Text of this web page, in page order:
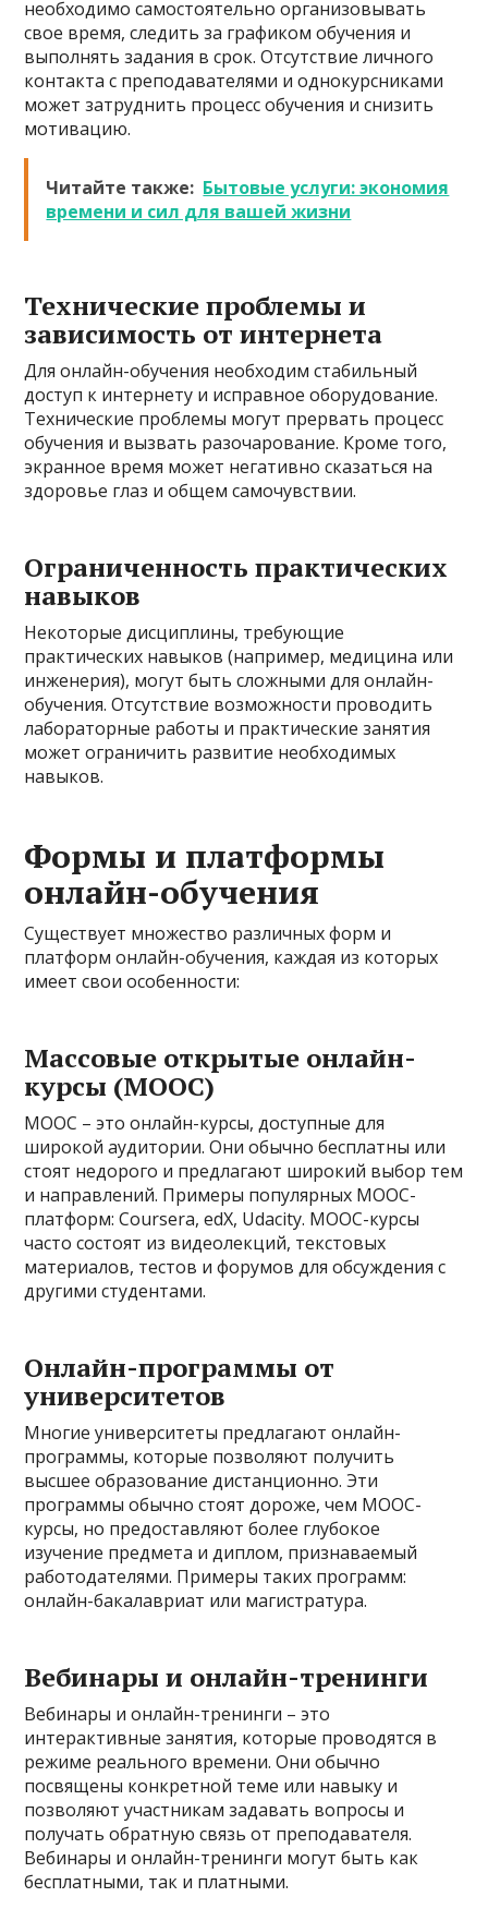
необходимо самостоятельно организовывать
свое время, следить за графиком обучения и
выполнять задания в срок. Отсутствие личного
контакта с преподавателями и однокурсниками
может затруднить процесс обучения и снизить
мотивацию.
Читайте также: Бытовые услуги: экономия
времени и сил для вашей жизни
Технические проблемы и
зависимость от интернета
Для онлайн-обучения необходим стабильный
доступ к интернету и исправное оборудование.
Технические проблемы могут прервать процесс
обучения и вызвать разочарование. Кроме того,
экранное время может негативно сказаться на
здоровье глаз и общем самочувствии.
Ограниченность практических
навыков
Некоторые дисциплины, требующие
практических навыков (например, медицина или
инженерия), могут быть сложными для онлайн-
обучения. Отсутствие возможности проводить
лабораторные работы и практические занятия
может ограничить развитие необходимых
навыков.
Формы и платформы
онлайн-обучения
Существует множество различных форм и
платформ онлайн-обучения, каждая из которых
имеет свои особенности:
Массовые открытые онлайн-
курсы (MOOC)
MOOC – это онлайн-курсы, доступные для
широкой аудитории. Они обычно бесплатны или
стоят недорого и предлагают широкий выбор тем
и направлений. Примеры популярных MOOC-
платформ: Coursera, edX, Udacity. MOOC-курсы
часто состоят из видеолекций, текстовых
материалов, тестов и форумов для обсуждения с
другими студентами.
Онлайн-программы от
университетов
Многие университеты предлагают онлайн-
программы, которые позволяют получить
высшее образование дистанционно. Эти
программы обычно стоят дороже, чем MOOC-
курсы, но предоставляют более глубокое
изучение предмета и диплом, признаваемый
работодателями. Примеры таких программ:
онлайн-бакалавриат или магистратура.
Вебинары и онлайн-тренинги
Вебинары и онлайн-тренинги – это
интерактивные занятия, которые проводятся в
режиме реального времени. Они обычно
посвящены конкретной теме или навыку и
позволяют участникам задавать вопросы и
получать обратную связь от преподавателя.
Вебинары и онлайн-тренинги могут быть как
бесплатными, так и платными.